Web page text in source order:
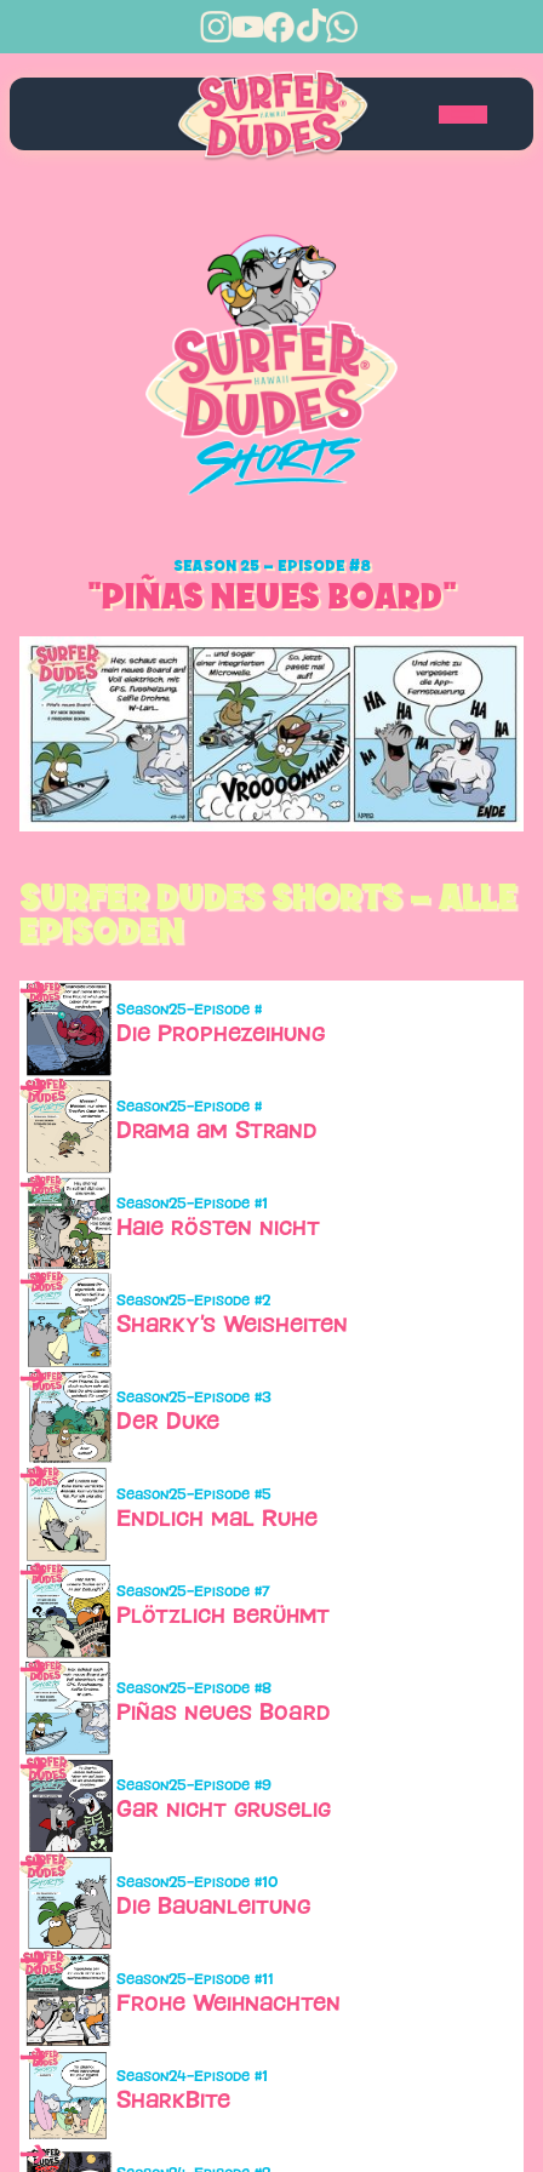
SEASON 25 – EPISODE #8
"PIÑAS NEUES BOARD"
SURFER DUDES SHORTS – ALLE
EPISODEN
Season25–Episode #
Die Prophezeihung
Season25–Episode #
Drama am Strand
Season25–Episode #1
Haie rösten nicht
Season25–Episode #2
Sharky's Weisheiten
Season25–Episode #3
Der Duke
Season25–Episode #5
Endlich mal Ruhe
Season25–Episode #7
Plötzlich berühmt
Season25–Episode #8
Piñas neues Board
Season25–Episode #9
Gar nicht gruselig
Season25–Episode #10
Die Bauanleitung
Season25–Episode #11
Frohe Weihnachten
Season24–Episode #1
SharkBite